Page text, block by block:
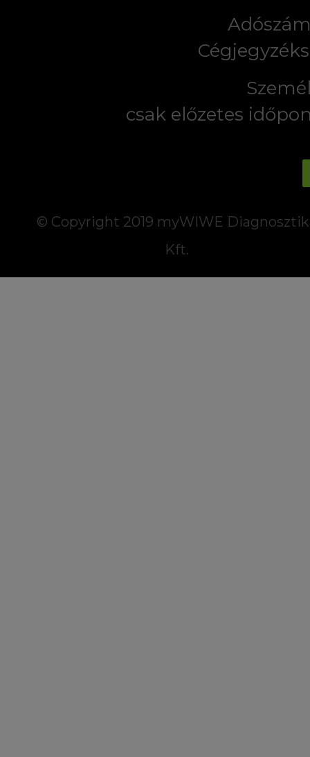
csak előzetes
© Copyright 2019 myWIWE
Kft.